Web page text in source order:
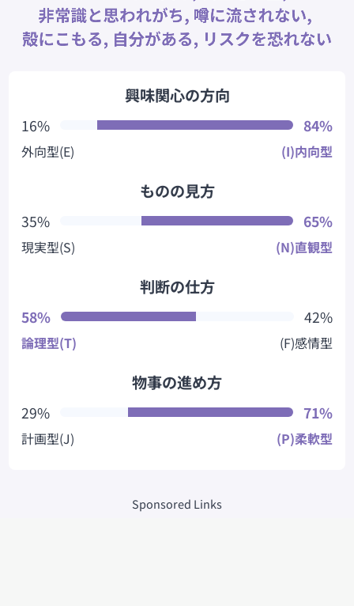
興味関心の方向
16% 84%
外向型(E) (I)内向型
ものの見方
35% 65%
現実型(S) (N)直観型
判断の仕方
58% 42%
論理型(T) (F)感情型
物事の進め方
29% 71%
計画型(J) (P)柔軟型
Sponsored Links